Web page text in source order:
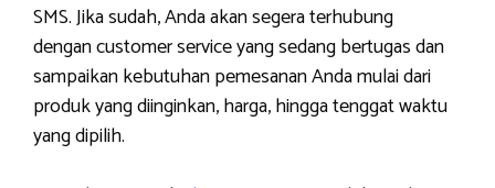
SMS. Jika sudah, Anda akan segera terhubung
dengan customer service yang sedang bertugas dan
sampaikan kebutuhan pemesanan Anda mulai dari
produk yang diinginkan, harga, hingga tenggat waktu
yang dipilih.